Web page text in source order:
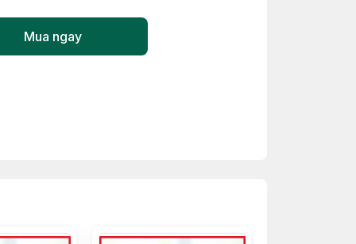
Mua ngay